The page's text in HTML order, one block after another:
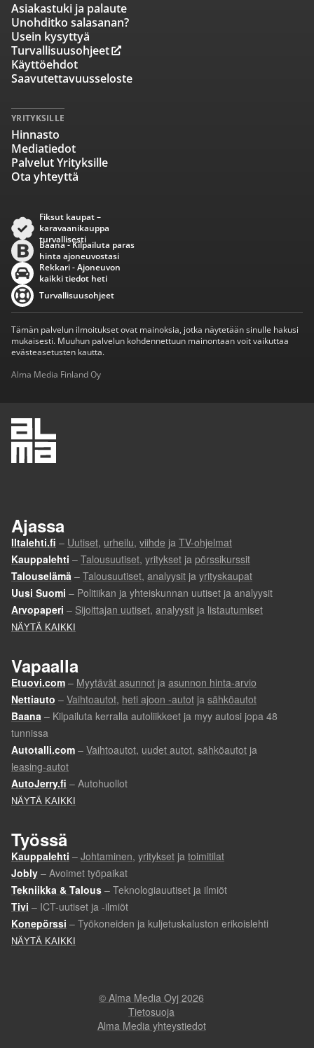
Asiakastuki ja palaute
Unohditko salasanan?
Usein kysyttyä
Turvallisuusohjeet
Käyttöehdot
Saavutettavuusseloste
YRITYKSILLE
Hinnasto
Mediatiedot
Palvelut Yrityksille
Ota yhteyttä
Fiksut kaupat –
karavaanikauppa
turvallisesti
Baana - Kilpailuta paras
hinta ajoneuvostasi
Rekkari - Ajoneuvon
kaikki tiedot heti
Turvallisuusohjeet
Tämän palvelun ilmoitukset ovat mainoksia, jotka näytetään sinulle hakusi
mukaisesti. Muuhun palvelun kohdennettuun mainontaan voit vaikuttaa
evästeasetusten kautta.
Alma Media Finland Oy